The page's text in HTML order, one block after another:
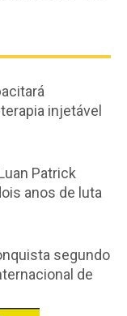
injetável
Patrick
anos de luta
segundo
de